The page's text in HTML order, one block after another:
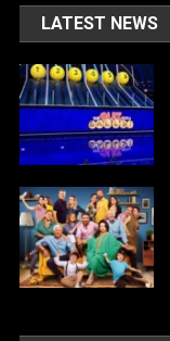
LATEST NEWS